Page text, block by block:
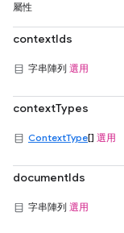
屬性
contextIds
字串陣列 選用
contextTypes
ContextType[] 選用
documentIds
字串陣列 選用